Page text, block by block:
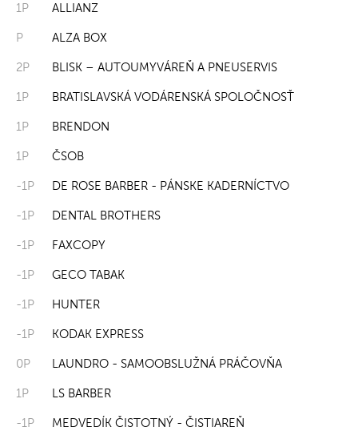
1P ALLIANZ
P ALZA BOX
2P BLISK – AUTOUMYVÁREŇ A PNEUSERVIS
1P BRATISLAVSKÁ VODÁRENSKÁ SPOLOČNOSŤ
1P BRENDON
1P ČSOB
-1P DE ROSE BARBER - PÁNSKE KADERNÍCTVO
-1P DENTAL BROTHERS
-1P FAXCOPY
-1P GECO TABAK
-1P HUNTER
-1P KODAK EXPRESS
0P LAUNDRO - SAMOOBSLUŽNÁ PRÁČOVŇA
1P LS BARBER
-1P MEDVEDÍK ČISTOTNÝ - ČISTIAREŇ